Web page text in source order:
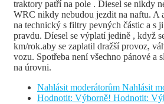
traktory patří na pole . Diesel se nikdy
WRC nikdy nebudou jezdit na naftu. A
na technický s filtry pevných částic a s
pravdu. Díesel se výplatí jedině , když
km/rok.aby se zaplatil dražší provoz,
vozu. Spotřeba není všechno pánové a
na úrovni.
Nahlásit moderátorům Nahlásit
Hodnotit: Výborně! Hodnotit: